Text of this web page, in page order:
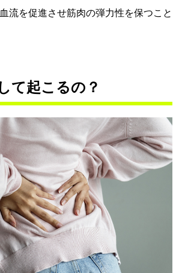
流を促進させ筋肉の弾力性を保つこと
て起こるの？